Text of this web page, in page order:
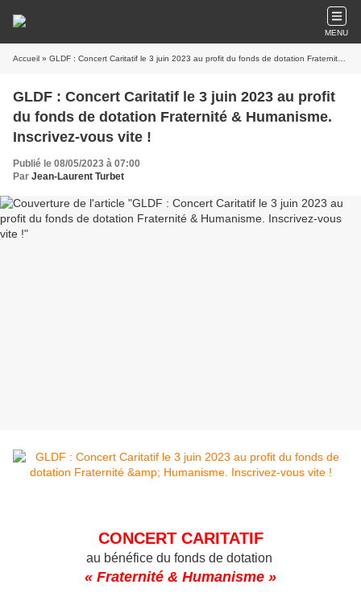
MENU
Accueil » GLDF : Concert Caritatif le 3 juin 2023 au profit du fonds de dotation Fraternité & Humanisme. Inscrivez-vous vite !
GLDF : Concert Caritatif le 3 juin 2023 au profit
du fonds de dotation Fraternité & Humanisme.
Inscrivez-vous vite !
Publié le 08/05/2023 à 07:00
Par Jean-Laurent Turbet
CONCERT CARITATIF
au bénéfice du fonds de dotation
« Fraternité & Humanisme »